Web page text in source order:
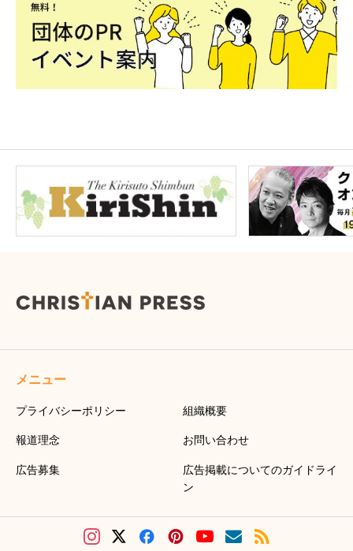
メニュー
プライバシーポリシー 組織概要
報道理念 お問い合わせ
広告募集
広告掲載についてのガイドライ
ン